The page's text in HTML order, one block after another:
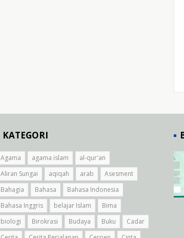
KATEGORI
Agama agama islam
al-qur'an
Aliran Sungai
aqiqah arab
Asesment
Bahagia
Bahasa
Bahasa Indonesia
Bahasa Inggris
belajar Islam
Bima
biologi
Birokrasi Budaya Buku
Cadar